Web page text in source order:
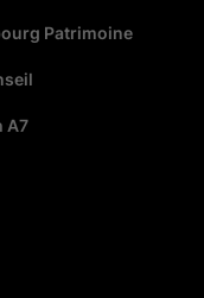
Patrimoine
A7